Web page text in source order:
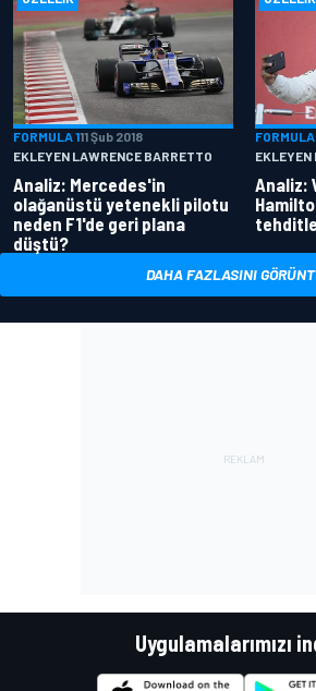
FORMULA 111 Şub 2018
EKLEYEN LAWRENCE BARRETTO
Analiz: Mercedes'in
olağanüstü yetenekli pilotu
neden F1'de geri plana
düştü?
FORMULA
EKLEYEN
Analiz:
DAHA FAZLASINI
Uygulamalarımızı